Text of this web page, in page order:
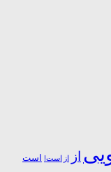
از از است! است